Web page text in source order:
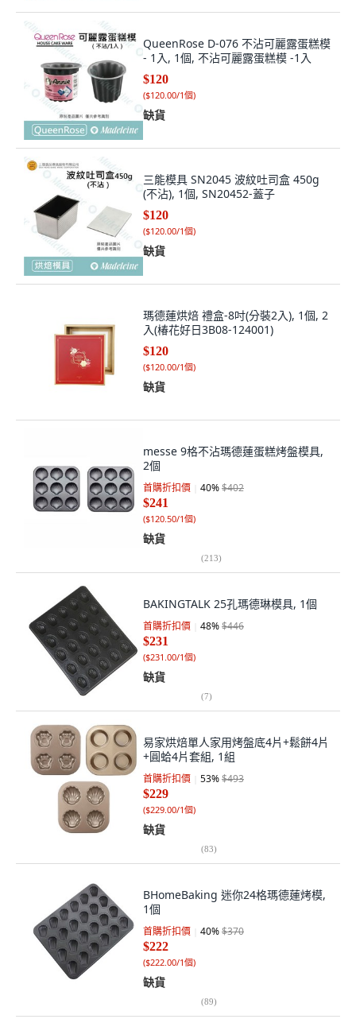
QueenRose D-076 不沾可麗露蛋糕模
- 1入, 1個, 不沾可麗露蛋糕模 -1入
$120
($120.00/1個)
缺貨
三能模具 SN2045 波紋吐司盒 450g
(不沾), 1個, SN20452-蓋子
$120
($120.00/1個)
缺貨
瑪德蓮烘焙 禮盒-8吋(分裝2入), 1個, 2
入(椿花好日3B08-124001)
$120
($120.00/1個)
缺貨
messe 9格不沾瑪德蓮蛋糕烤盤模具,
2個
首購折扣價 40%$402
$241
($120.50/1個)
缺貨
(213)
BAKINGTALK 25孔瑪德琳模具, 1個
首購折扣價 48%$446
$231
($231.00/1個)
缺貨
(7)
易家烘焙單人家用烤盤底4片+鬆餅4片
+圓蛤4片套組, 1組
首購折扣價 53%$493
$229
($229.00/1個)
缺貨
(83)
BHomeBaking 迷你24格瑪德蓮烤模,
1個
首購折扣價 40%$370
$222
($222.00/1個)
缺貨
(89)